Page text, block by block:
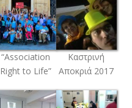
“Association
Right to Life”
Καστρινή
Αποκριά 2017